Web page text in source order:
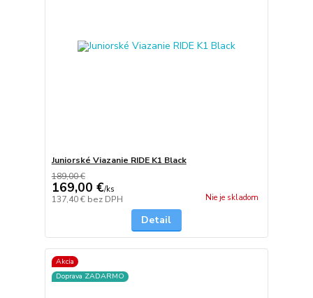
Juniorské Viazanie RIDE K1 Black
189,00 €
169,00 €/ks
137,40 € bez DPH Nie je skladom
Detail
Akcia
Doprava ZADARMO